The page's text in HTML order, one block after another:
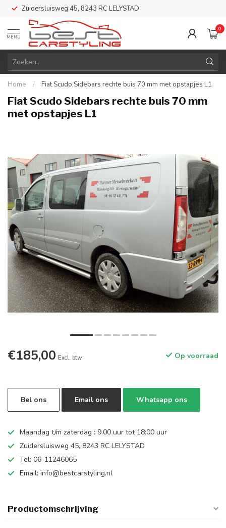
Zuidersluisweg 45, 8243 RC LELYSTAD
MENU
0
Home / Fiat Scudo Sidebars rechte buis 70 mm met opstapjes L1
Fiat Scudo Sidebars rechte buis 70 mm
met opstapjes L1
€185,00 Excl. btw Op voorraad
Bel ons Email ons Whatsapp ons
Maandag t/m zaterdag : 9.00 uur tot 18:00 uur
Zuidersluisweg 45, 8243 RC LELYSTAD
Tel: 06-11246065
Email: info@bestcarstyling.nl
Productomschrijving